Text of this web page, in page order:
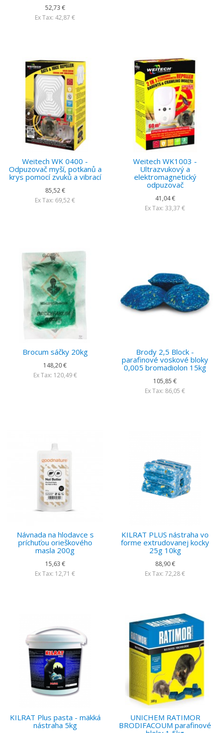
52,73 €
Ex Tax: 42,87 €
Weitech WK 0400 -
Odpuzovač myší, potkanů a
krys pomocí zvuků a vibrací
85,52 €
Ex Tax: 69,52 €
Weitech WK1003 -
Ultrazvukový a
elektromagnetický
odpuzovač
41,04 €
Ex Tax: 33,37 €
Brocum sáčky 20kg
148,20 €
Ex Tax: 120,49 €
Brody 2,5 Block -
parafinové voskové bloky
0,005 bromadiolon 15kg
105,85 €
Ex Tax: 86,05 €
Návnada na hlodavce s
príchuťou orieškového
masla 200g
15,63 €
Ex Tax: 12,71 €
KILRAT PLUS nástraha vo
forme extrudovanej kocky
25g 10kg
88,90 €
Ex Tax: 72,28 €
KILRAT Plus pasta - mäkká
nástraha 5kg
UNICHEM RATIMOR
BRODIFACOUM parafinové